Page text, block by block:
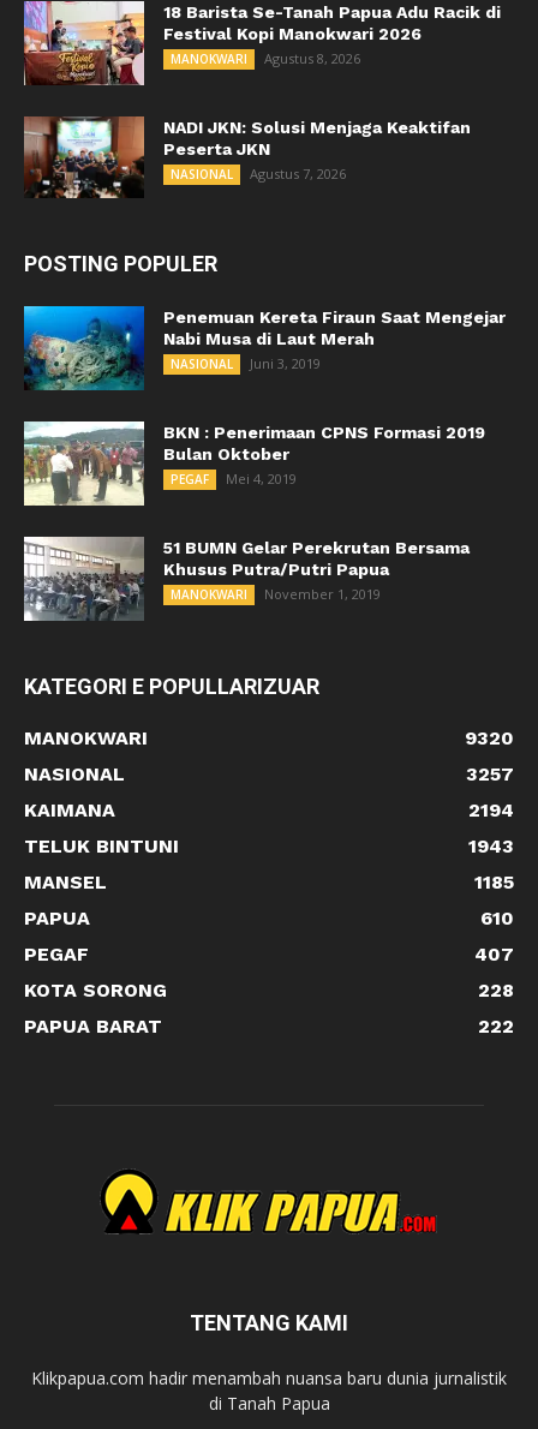
18 Barista Se-Tanah Papua Adu Racik di
Festival Kopi Manokwari 2026
MANOKWARI Agustus 8, 2026
NADI JKN: Solusi Menjaga Keaktifan
Peserta JKN
NASIONAL Agustus 7, 2026
POSTING POPULER
Penemuan Kereta Firaun Saat Mengejar
Nabi Musa di Laut Merah
NASIONAL Juni 3, 2019
BKN : Penerimaan CPNS Formasi 2019
Bulan Oktober
PEGAF Mei 4, 2019
51 BUMN Gelar Perekrutan Bersama
Khusus Putra/Putri Papua
MANOKWARI November 1, 2019
KATEGORI E POPULLARIZUAR
MANOKWARI
9320
NASIONAL
3257
KAIMANA
2194
TELUK BINTUNI
1943
MANSEL
1185
PAPUA
610
PEGAF
407
KOTA SORONG
228
PAPUA BARAT
222
TENTANG KAMI
Klikpapua.com hadir menambah nuansa baru dunia jurnalistik
di Tanah Papua